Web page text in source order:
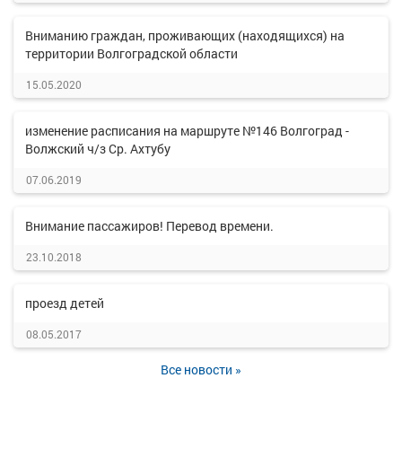
Вниманию граждан, проживающих (находящихся) на
территории Волгоградской области
15.05.2020
изменение расписания на маршруте №146 Волгоград -
Волжский ч/з Ср. Ахтубу
07.06.2019
Внимание пассажиров! Перевод времени.
23.10.2018
проезд детей
08.05.2017
Все новости »